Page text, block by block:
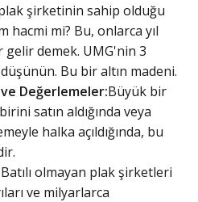
şirketinin sahip olduğu
hacmi mi? Bu, onlarca yıl
demek. UMG'nin 3
Bu bir altın madeni.
Değerlemeler:Büyük bir
satın aldığında veya
halka açıldığında, bu
olmayan plak şirketleri
ve milyarlarca